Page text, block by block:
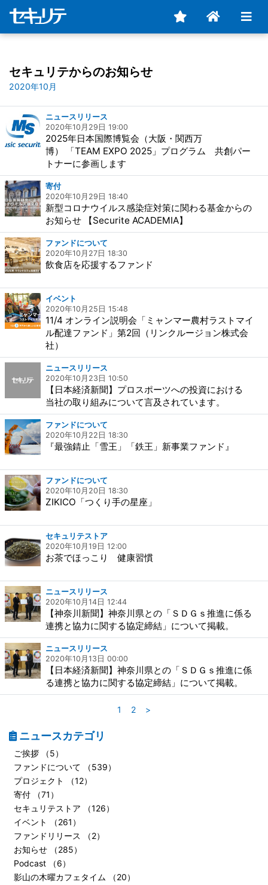
セキュリテからのお知らせ
2020年10月
ニュースリリース
2020年10月29日 19:00
2025年日本国際博覧会（大阪・関西万
博） 「TEAM EXPO 2025」プログラム 共創パー
トナーに参画します
寄付
2020年10月29日 18:40
新型コロナウイルス感染症対策に関わる基金からの
お知らせ 【Securite ACADEMIA】
ファンドについて
2020年10月27日 18:30
飲食店を応援するファンド
イベント
2020年10月25日 15:48
11/4 オンライン説明会「ミャンマー農村ラストマイ
ル配達ファンド」第2回（リンクルージョン株式会
社）
ニュースリリース
2020年10月23日 10:50
【日本経済新聞】プロスポーツへの投資における
当社の取り組みについて言及されています。
ファンドについて
2020年10月22日 18:30
『最強錆止「雪王」「鉄王」新事業ファンド』
ファンドについて
2020年10月20日 18:30
ZIKICO「つくり手の星座」
セキュリテストア
2020年10月19日 12:00
お茶でほっこり 健康習慣
ニュースリリース
2020年10月14日 12:44
【神奈川新聞】神奈川県との「ＳＤＧｓ推進に係る
連携と協力に関する協定締結」について掲載。
ニュースリリース
2020年10月13日 00:00
【日本経済新聞】神奈川県との「ＳＤＧｓ推進に係
る連携と協力に関する協定締結」について掲載。
1 2 >
ニュースカテゴリ
ご挨拶 （5）
ファンドについて （539）
プロジェクト （12）
寄付 （71）
セキュリテストア （126）
イベント （261）
ファンドリリース （2）
お知らせ （285）
Podcast （6）
影山の木曜カフェタイム （20）